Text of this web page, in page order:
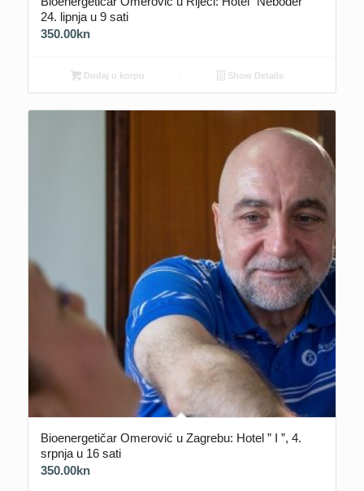
24. lipnja u 9 sati
350.00kn
Dodaj u korpu Show Details
Bioenergetičar Omerović u Zagrebu: Hotel ” I ”, 4.
srpnja u 16 sati
350.00kn